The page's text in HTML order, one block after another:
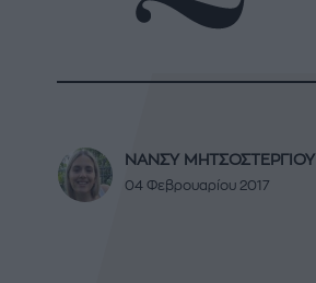
ΝΑΝΣΥ ΜΗΤΣΟΣΤΕΡΓΙΟΥ
04 Φεβρουαρίου 2017